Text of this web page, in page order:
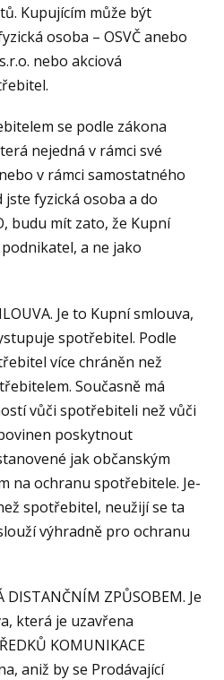
Kupujícím může být
osoba – OSVČ anebo
nebo akciová
se podle zákona
nejedná v rámci své
v rámci samostatného
fyzická osoba a do
budu mít zato, že Kupní
a ne jako
Je to Kupní smlouva,
spotřebitel. Podle
více chráněn než
Současně má
vůči spotřebiteli než vůči
poskytnout
jak občanským
na ochranu spotřebitele. Je-
spotřebitel, neužijí se ta
výhradně pro ochranu
DISTANČNÍM ZPŮSOBEM. Je
která je uzavřena
KOMUNIKACE
aniž by se Prodávající